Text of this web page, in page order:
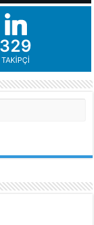
329
TAKIPÇI